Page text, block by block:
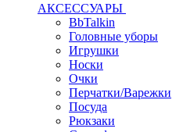
АКСЕССУАРЫ
BbTalkin
Головные уборы
Игрушки
Носки
Очки
Перчатки/Варежки
Посуда
Рюкзаки